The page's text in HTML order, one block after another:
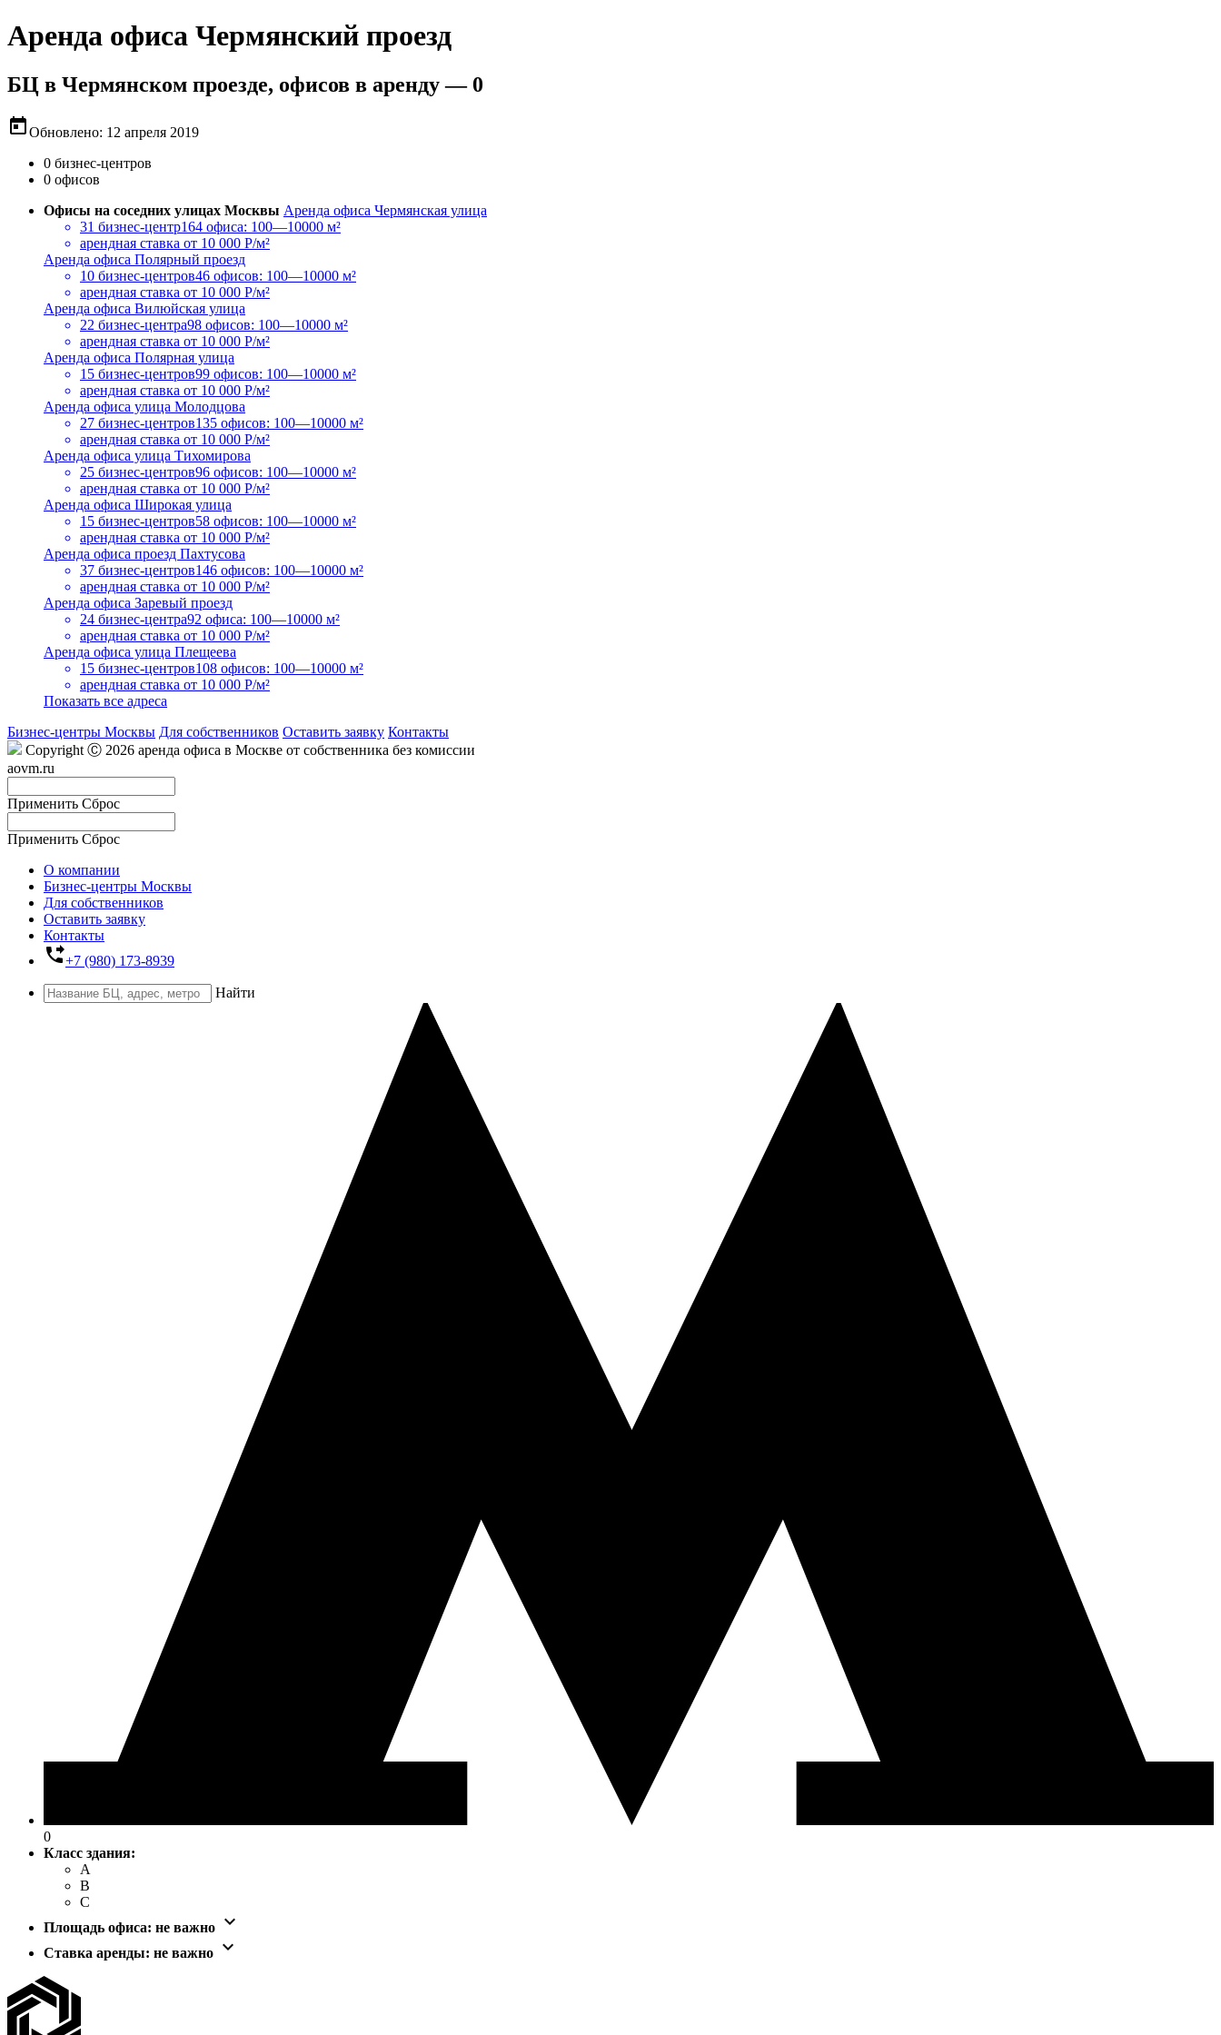
Аренда офиса Чермянский проезд
БЦ в Чермянском проезде, офисов в аренду — 0
todayОбновлено: 12 апреля 2019
0 бизнес-центров
0 офисов
Офисы на соседних улицах Москвы Аренда офиса Чермянская улица
31 бизнес-центр164 офиса: 100—10000 м²
арендная ставка от 10 000 Р/м²
Аренда офиса Полярный проезд
10 бизнес-центров46 офисов: 100—10000 м²
арендная ставка от 10 000 Р/м²
Аренда офиса Вилюйская улица
22 бизнес-центра98 офисов: 100—10000 м²
арендная ставка от 10 000 Р/м²
Аренда офиса Полярная улица
15 бизнес-центров99 офисов: 100—10000 м²
арендная ставка от 10 000 Р/м²
Аренда офиса улица Молодцова
27 бизнес-центров135 офисов: 100—10000 м²
арендная ставка от 10 000 Р/м²
Аренда офиса улица Тихомирова
25 бизнес-центров96 офисов: 100—10000 м²
арендная ставка от 10 000 Р/м²
Аренда офиса Широкая улица
15 бизнес-центров58 офисов: 100—10000 м²
арендная ставка от 10 000 Р/м²
Аренда офиса проезд Пахтусова
37 бизнес-центров146 офисов: 100—10000 м²
арендная ставка от 10 000 Р/м²
Аренда офиса Заревый проезд
24 бизнес-центра92 офиса: 100—10000 м²
арендная ставка от 10 000 Р/м²
Аренда офиса улица Плещеева
15 бизнес-центров108 офисов: 100—10000 м²
арендная ставка от 10 000 Р/м²
Показать все адреса
Бизнес-центры Москвы Для собственников Оставить заявку Контакты
Copyright Ⓒ 2026 аренда офиса в Москве от собственника без комиссии
aovm.ru
Применить Сброс
Применить Сброс
О компании
Бизнес-центры Москвы
Для собственников
Оставить заявку
Контакты
phone_forwarded+7 (980) 173-8939
Найти
0
Класс здания:
A
B
C
Площадь офиса: не важно 
Ставка аренды: не важно 